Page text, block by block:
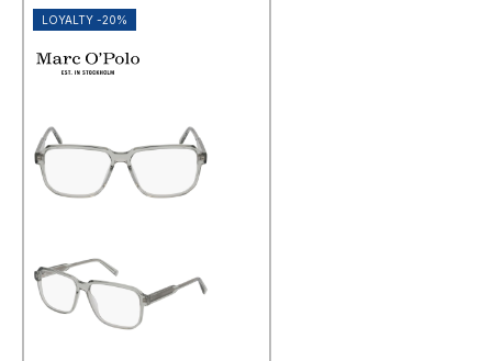
LOYALTY -20%